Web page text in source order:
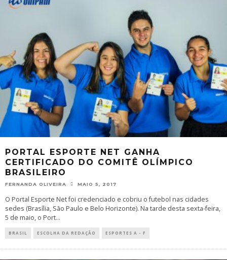
PORTAL ESPORTE NET GANHA
CERTIFICADO DO COMITÊ OLÍMPICO
BRASILEIRO
FERNANDA OLIVEIRA MAIO 5, 2017
O Portal Esporte Net foi credenciado e cobriu o futebol nas cidades
sedes (Brasília, São Paulo e Belo Horizonte). Na tarde desta sexta-feira,
5 de maio, o Port...
BRASIL ESCOLHA DA REDAÇÃO ESPORTES A - F